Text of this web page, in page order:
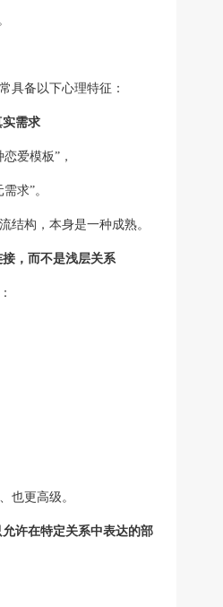
具备以下心理特征：
需求
爱模板”，
求”。
结构，本身是一种成熟。
，而不是浅层关系
也更高级。
许在特定关系中表达的部